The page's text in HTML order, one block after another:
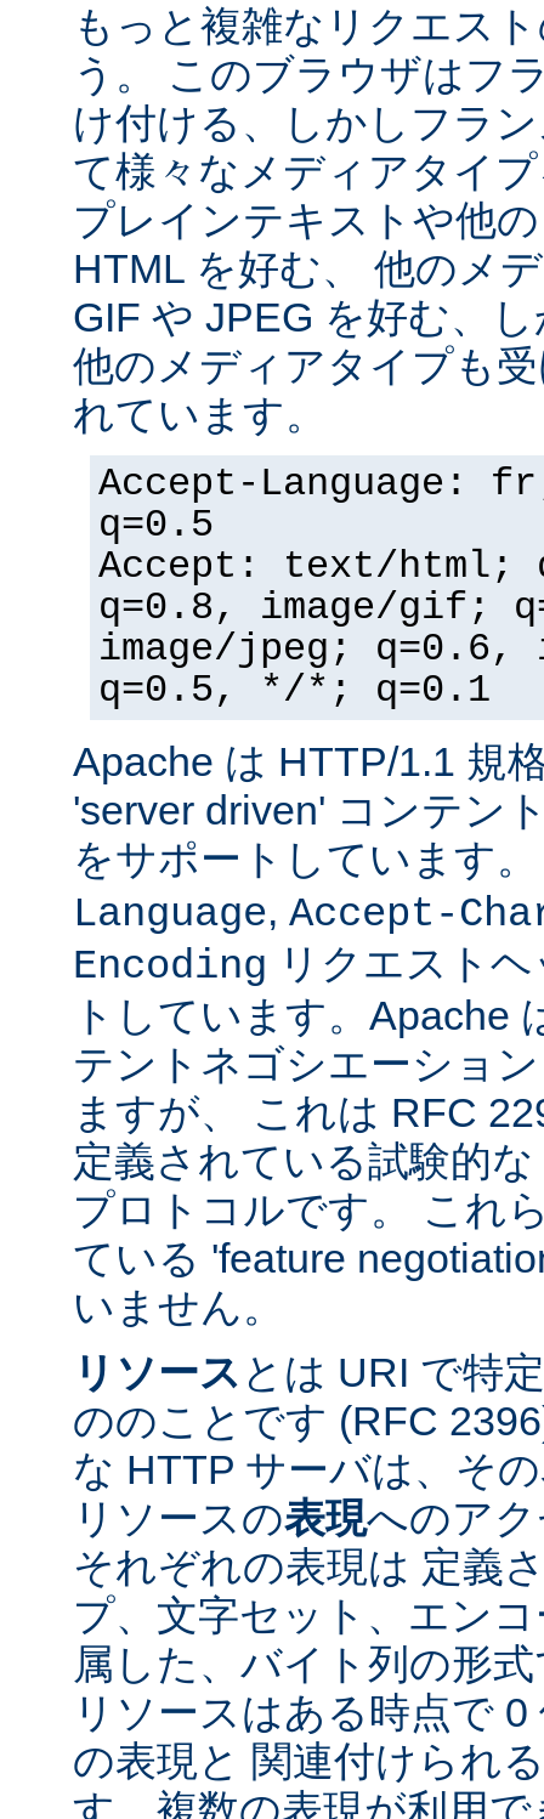
もっと複雑なリクエス
う。 このブラウザはフ
け付ける、しかしフラ
て様々なメディアタイ
プレインテキストや他
HTML を好む、 他のメ
GIF や JPEG を好む、
他のメディアタイプも
れています。
Accept-Language:
q=0.5
Accept: text/html;
q=0.8, image/gif;
image/jpeg; q=0.6,
q=0.5, */*; q=0.1
Apache は HTTP/1.1 規
'server driven' コンテン
をサポートしています
Language, Accept-
Encoding リクエスト
トしています。Apache
テントネゴシエーショ
ますが、 これは RFC
定義されている試験的
プロトコルです。 これ
ている 'feature
いません。
リソース とは URI で特
ののことです (RFC
な HTTP サーバは、そ
リソースの表現へのア
それぞれの表現は 定義
プ、文字セット、エン
属した、バイト列の形
リソースはある時点で
の表現と 関連付けられ
す。複数の表現が利用